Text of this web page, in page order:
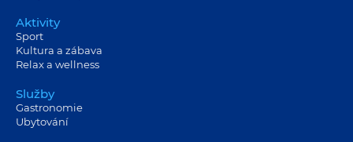
Aktivity
Sport
Kultura a zábava
Relax a wellness
Služby
Gastronomie
Ubytování